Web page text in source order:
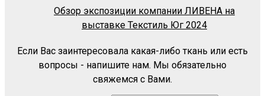
Обзор экспозиции компании ЛИВЕНА на
выставке Текстиль Юг 2024
Если Вас заинтересовала какая-либо ткань или есть
вопросы - напишите нам. Мы обязательно
свяжемся с Вами.